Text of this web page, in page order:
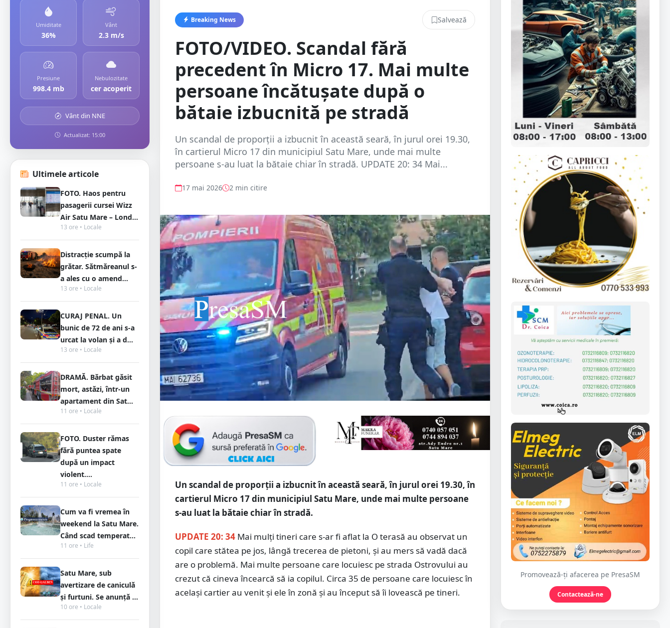
Umiditate
36%
Vânt
2.3 m/s
Presiune
998.4 mb
Nebulozitate
cer acoperit
Vânt din NNE
Actualizat: 15:00
Ultimele articole
FOTO. Haos pentru
pasagerii cursei Wizz
Air Satu Mare – Lond...
13 ore • Locale
Distracție scumpă la
grătar. Sătmăreanul s-
a ales cu o amend...
13 ore • Locale
CURAJ PENAL. Un
bunic de 72 de ani s-a
urcat la volan și a d...
13 ore • Locale
DRAMĂ. Bărbat găsit
mort, astăzi, într-un
apartament din Sat...
11 ore • Locale
FOTO. Duster rămas
fără puntea spate
după un impact
violent....
11 ore • Locale
Cum va fi vremea în
weekend la Satu Mare.
Când scad temperat...
11 ore • Life
Satu Mare, sub
avertizare de caniculă
și furtuni. Se anunță ...
10 ore • Locale
Breaking News Salvează
FOTO/VIDEO. Scandal fără
precedent în Micro 17. Mai multe
persoane încătușate după o
bătaie izbucnită pe stradă
Un scandal de proporții a izbucnit în această seară, în jurul orei 19.30,
în cartierul Micro 17 din municipiul Satu Mare, unde mai multe
persoane s-au luat la bătaie chiar în stradă. UPDATE 20: 34 Mai...
17 mai 2026 2 min citire
Un scandal de proporții a izbucnit în această seară, în jurul orei 19.30, în
cartierul Micro 17 din municipiul Satu Mare, unde mai multe persoane
s-au luat la bătaie chiar în stradă.
UPDATE 20: 34 Mai mulți tineri care s-ar fi aflat la O terasă au observat un
copil care stătea pe jos, lângă trecerea de pietoni, și au mers să vadă dacă
are o problemă. Mai multe persoane care locuiesc pe strada Ostrovului au
crezut că cineva încearcă să ia copilul. Circa 35 de persoane care locuiesc în
același cartier au venit și ele în zonă și au început să îi lovească pe tineri.
Promovează-ți afacerea pe PresaSM
Contactează-ne